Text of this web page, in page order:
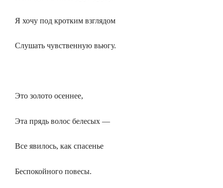
Я хочу под кротким взглядом
Слушать чувственную вьюгу.
Это золото осеннее,
Эта прядь волос белесых —
Все явилось, как спасенье
Беспокойного повесы.